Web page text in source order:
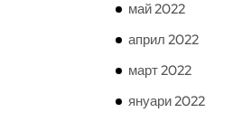
май 2022
април 2022
март 2022
януари 2022